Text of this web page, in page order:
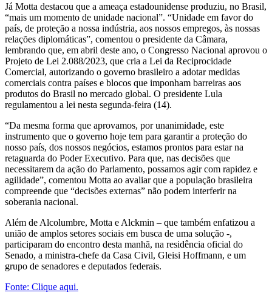
Já Motta destacou que a ameaça estadounidense produziu, no Brasil,
“mais um momento de unidade nacional”. “Unidade em favor do
país, de proteção a nossa indústria, aos nossos empregos, às nossas
relações diplomáticas”, comentou o presidente da Câmara,
lembrando que, em abril deste ano, o Congresso Nacional aprovou o
Projeto de Lei 2.088/2023, que cria a Lei da Reciprocidade
Comercial, autorizando o governo brasileiro a adotar medidas
comerciais contra países e blocos que imponham barreiras aos
produtos do Brasil no mercado global. O presidente Lula
regulamentou a lei nesta segunda-feira (14).
“Da mesma forma que aprovamos, por unanimidade, este
instrumento que o governo hoje tem para garantir a proteção do
nosso país, dos nossos negócios, estamos prontos para estar na
retaguarda do Poder Executivo. Para que, nas decisões que
necessitarem da ação do Parlamento, possamos agir com rapidez e
agilidade”, comentou Motta ao avaliar que a população brasileira
compreende que “decisões externas” não podem interferir na
soberania nacional.
Além de Alcolumbre, Motta e Alckmin – que também enfatizou a
união de amplos setores sociais em busca de uma solução -,
participaram do encontro desta manhã, na residência oficial do
Senado, a ministra-chefe da Casa Civil, Gleisi Hoffmann, e um
grupo de senadores e deputados federais.
Fonte: Clique aqui.